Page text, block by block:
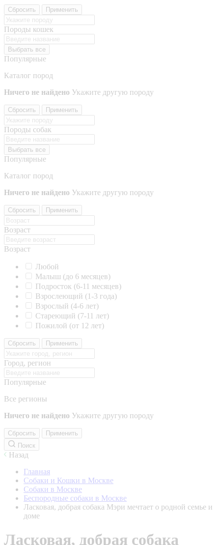
Сбросить Применить
Породы кошек
Выбрать все
Популярные
Каталог пород
Ничего не найдено Укажите другую породу
Сбросить Применить
Породы собак
Выбрать все
Популярные
Каталог пород
Ничего не найдено Укажите другую породу
Сбросить Применить
Возраст
Возраст
Любой
Малыш (до 6 месяцев)
Подросток (6-11 месяцев)
Взрослеющий (1-3 года)
Взрослый (4-6 лет)
Стареющий (7-11 лет)
Пожилой (от 12 лет)
Сбросить Применить
Город, регион
Популярные
Все регионы
Ничего не найдено Укажите другую породу
Сбросить
Применить
Поиск
Назад
Главная
Собаки и Кошки в Москве
Собаки в Москве
Беспородные собаки в Москве
Ласковая, добрая собака Мэри мечтает о родной семье и
доме
Ласковая, добрая собака